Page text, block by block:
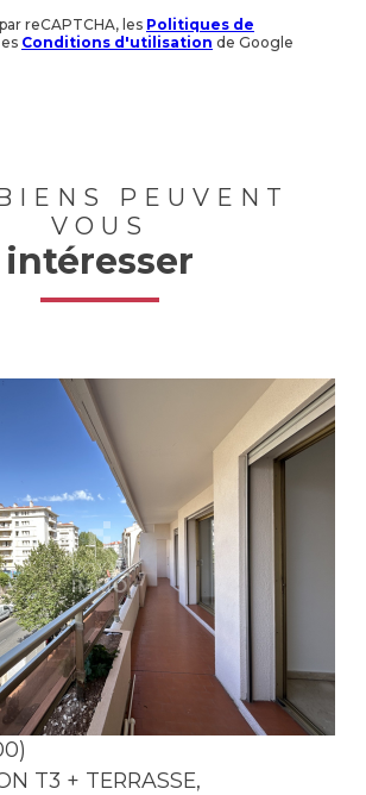
reCAPTCHA, les Politiques de
Conditions d'utilisation de Google
PEUVENT
VOUS
intéresser
Voir le bien
T3 + TERRASSE,